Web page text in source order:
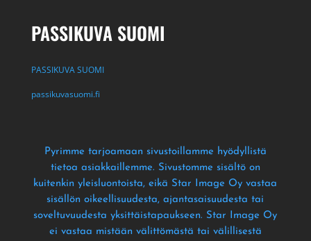
PASSIKUVA SUOMI
PASSIKUVA SUOMI
passikuvasuomi.fi
Pyrimme tarjoamaan sivustoillamme hyödyllistä
tietoa asiakkaillemme. Sivustomme sisältö on
kuitenkin yleisluontoista, eikä Star Image Oy vastaa
sisällön oikeellisuudesta, ajantasaisuudesta tai
soveltuvuudesta yksittäistapaukseen. Star Image Oy
ei vastaa mistään välittömästä tai välillisestä